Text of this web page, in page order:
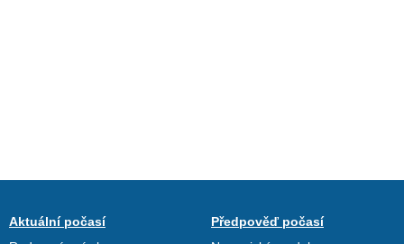
Aktuální počasí
Předpověď počasí